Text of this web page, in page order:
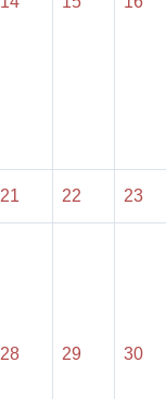
21 22 23
28 29 30